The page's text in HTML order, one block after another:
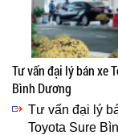
Tư vấn đại lý bán xe
Bình Dương
Tư vấn đại lý
Toyota Sure